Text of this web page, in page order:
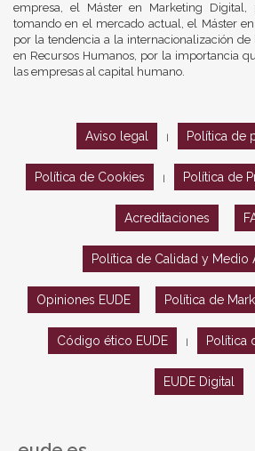
empresa, el Máster en Marketing
tomando en el mercado actual, el Máster
por la tendencia a la internacionalización de
en Recursos Humanos, por la importancia
las empresas al capital humano.
Aviso legal Política de
Política de Cookies Política de
Acreditaciones
Política de Calidad y Medio
Opiniones EUDE Política de
Código ético EUDE Política
EUDE Digital